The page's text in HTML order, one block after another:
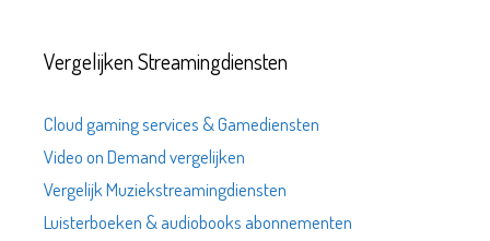
Vergelijken Streamingdiensten
Cloud gaming services & Gamediensten
Video on Demand vergelijken
Vergelijk Muziekstreamingdiensten
Luisterboeken & audiobooks abonnementen